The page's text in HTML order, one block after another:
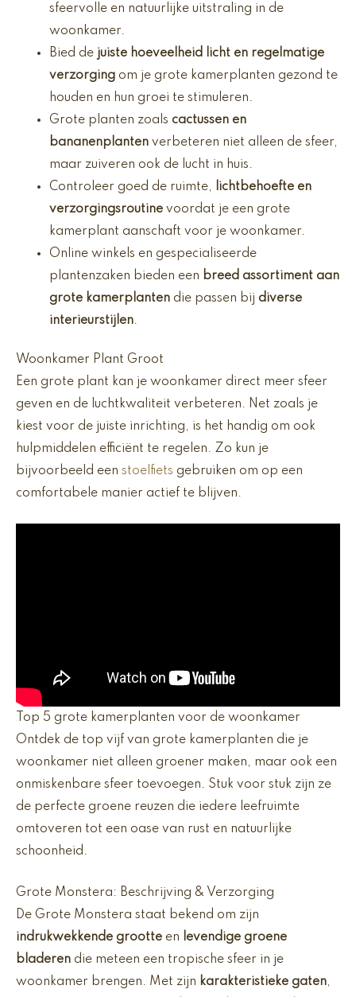
sfeervolle en natuurlijke uitstraling in de
woonkamer.
Bied de juiste hoeveelheid licht en regelmatige
verzorging om je grote kamerplanten gezond te
houden en hun groei te stimuleren.
Grote planten zoals cactussen en
bananenplanten verbeteren niet alleen de sfeer,
maar zuiveren ook de lucht in huis.
Controleer goed de ruimte,
lichtbehoefte en
verzorgingsroutine voordat je een grote
kamerplant aanschaft voor je woonkamer.
Online winkels en gespecialiseerde
plantenzaken bieden een breed assortiment aan
grote kamerplanten die passen bij diverse
interieurstijlen.
Woonkamer Plant Groot
Een grote plant kan je woonkamer direct meer sfeer
geven en de luchtkwaliteit verbeteren. Net zoals je
kiest voor de juiste inrichting, is het handig om ook
hulpmiddelen efficiënt te regelen. Zo kun je
bijvoorbeeld een stoelfiets gebruiken om op een
comfortabele manier actief te blijven.
Top 5 grote kamerplanten voor de woonkamer
Ontdek de top vijf van grote kamerplanten die je
woonkamer niet alleen groener maken, maar ook een
onmiskenbare sfeer toevoegen. Stuk voor stuk zijn ze
de perfecte groene reuzen die iedere leefruimte
omtoveren tot een oase van rust en natuurlijke
schoonheid.
Grote Monstera: Beschrijving & Verzorging
De Grote Monstera staat bekend om zijn
indrukwekkende grootte en
levendige groene
bladeren die meteen een tropische sfeer in je
woonkamer brengen. Met zijn karakteristieke gaten,